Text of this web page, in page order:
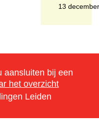
13 december
aansluiten bij een
het overzicht
Leiden